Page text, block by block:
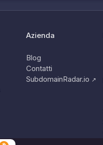
Azienda
Blog
Contatti
SubdomainRadar.io ↗